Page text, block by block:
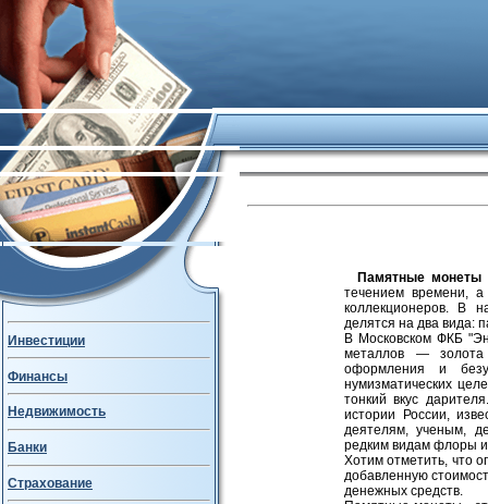
Инвестиции
Финансы
Недвижимость
Банки
Страхование
Памятные монеты
течением времени,
коллекционеров. В
делятся на два вида:
В Московском ФКБ
металлов — золота
оформления и
нумизматических
тонкий вкус
истории России,
деятелям, ученым,
редким видам флоры
Хотим отметить, что
добавленную
денежных средств.